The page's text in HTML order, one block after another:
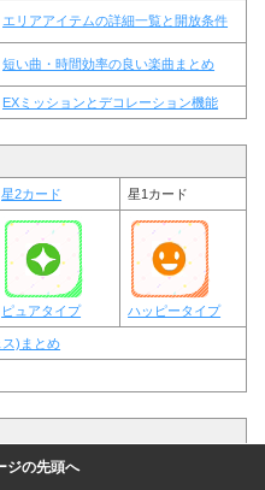
エリアアイテムの詳細一覧と開放条件
短い曲・時間効率の良い楽曲まとめ
EXミッションとデコレーション機能
星2カード 星1カード
ピュアタイプ ハッピータイプ
ス)まとめ
ジの先頭へ